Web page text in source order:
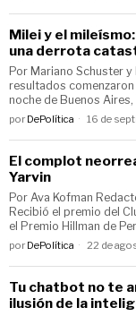
Milei y el
una derrota
Por Mariano Schuster
resultados
noche de Buenos
por DePolítica 16 de
El complot
Yarvin
Por Ava Kofman
Recibió el premio del
el Premio Hillman de
por DePolítica 22 de
Tu chatbot no te
ilusión de la